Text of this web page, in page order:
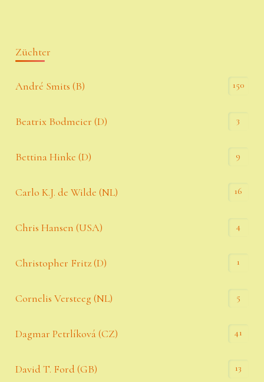
Züchter
André Smits (B) 150
Beatrix Bodmeier (D) 3
Bettina Hinke (D) 9
Carlo K.J. de Wilde (NL) 16
Chris Hansen (USA) 4
Christopher Fritz (D) 1
Cornelis Versteeg (NL) 5
Dagmar Petrlíková (CZ) 41
David T. Ford (GB) 13